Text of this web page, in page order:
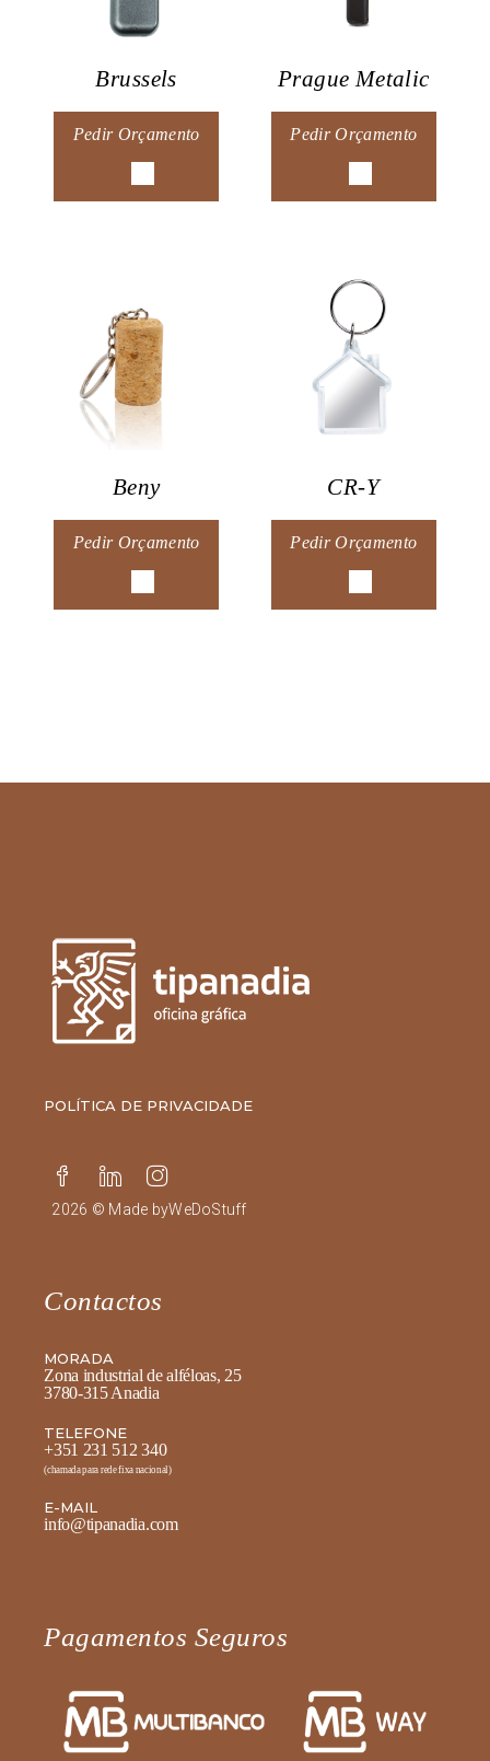
Brussels
Pedir Orçamento
Prague Metalic
Pedir Orçamento
Beny
Pedir Orçamento
CR-Y
Pedir Orçamento
POLÍTICA DE PRIVACIDADE
2026 © Made byWeDoStuff
Contactos
MORADA
Zona industrial de alféloas, 25
3780-315 Anadia
TELEFONE
+351 231 512 340
(chamada para rede fixa nacional)
E-MAIL
info@tipanadia.com
Pagamentos Seguros